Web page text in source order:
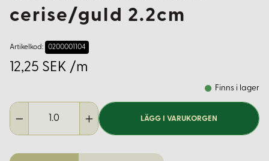
cerise/guld 2.2cm
Artikelkod: 0200001104
12,25 SEK /m
Finns i lager
LÄGG I VARUKORGEN